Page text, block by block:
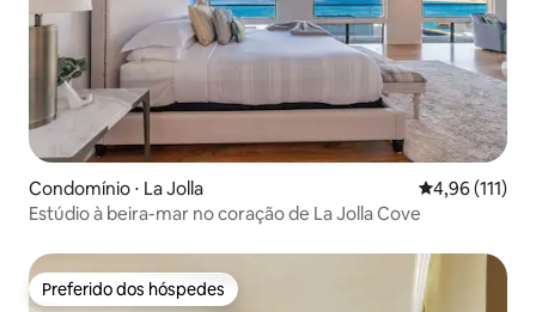
Condomínio ⋅ La Jolla 4,96 de uma
4,96 (111)
Estúdio à beira-mar no coração de La Jolla Cove
Preferido dos hóspedes
Preferido dos hóspedes